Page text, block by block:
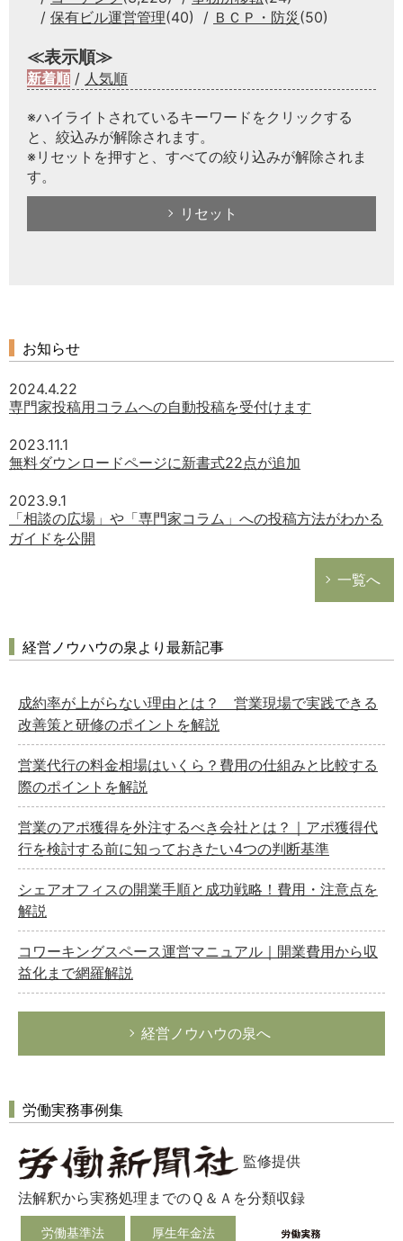
保有ビル運営管理(40) ＢＣＰ・防災 (50)
≪表示順≫
新着順 / 人気順
※ハイライトされているキーワードをクリックする
と、絞込みが解除されます。
※リセットを押すと、すべての絞り込みが解除されま
す。
リセット
お知らせ
2024.4.22
専門家投稿用コラムへの自動投稿を受付けます
2023.11.1
無料ダウンロードページに新書式22点が追加
2023.9.1
「相談の広場」や「専門家コラム」への投稿方法がわかる
ガイドを公開
一覧へ
経営ノウハウの泉より最新記事
成約率が上がらない理由とは？ 営業現場で実践できる
改善策と研修のポイントを解説
営業代行の料金相場はいくら？費用の仕組みと比較する
際のポイントを解説
営業のアポ獲得を外注するべき会社とは？｜アポ獲得代
行を検討する前に知っておきたい4つの判断基準
シェアオフィスの開業手順と成功戦略！費用・注意点を
解説
コワーキングスペース運営マニュアル｜開業費用から収
益化まで網羅解説
経営ノウハウの泉へ
労働実務事例集
監修提供
法解釈から実務処理までのＱ＆Ａを分類収録
労働基準法 厚生年金法